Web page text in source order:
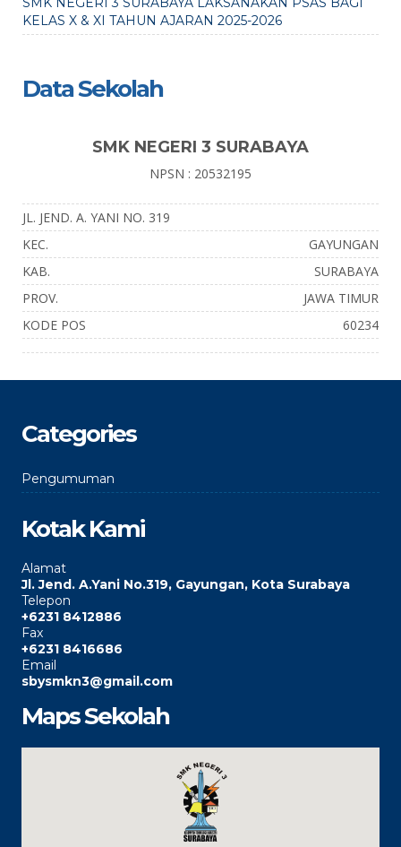
KELAS X & XI TAHUN AJARAN 2025-2026
Data Sekolah
SMK NEGERI 3 SURABAYA
NPSN : 20532195
JL. JEND. A. YANI NO. 319
KEC.
GAYUNGAN
KAB.
SURABAYA
PROV.
JAWA TIMUR
KODE POS
60234
Categories
Pengumuman
Kotak Kami
Alamat
Jl. Jend. A.Yani No.319, Gayungan, Kota Surabaya
Telepon
+6231 8412886
Fax
+6231 8416686
Email
sbysmkn3@gmail.com
Maps Sekolah